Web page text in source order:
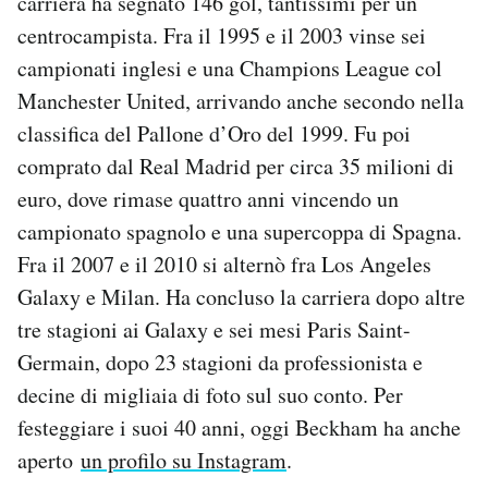
centrocampista. Fra il 1995 e il 2003 vinse sei
campionati inglesi e una Champions League col
Manchester United, arrivando anche secondo nella
classifica del Pallone d’Oro del 1999. Fu poi
comprato dal Real Madrid per circa 35 milioni di
euro, dove rimase quattro anni vincendo un
campionato spagnolo e una supercoppa di Spagna.
Fra il 2007 e il 2010 si alternò fra Los Angeles
Galaxy e Milan. Ha concluso la carriera dopo altre
tre stagioni ai Galaxy e sei mesi Paris Saint-
Germain, dopo 23 stagioni da professionista e
decine di migliaia di foto sul suo conto. Per
festeggiare i suoi 40 anni, oggi Beckham ha anche
aperto un profilo su Instagram.